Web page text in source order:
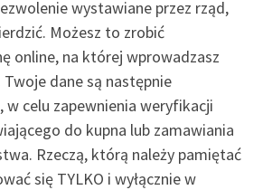
wystawiane przez rząd,
Możesz to zrobić
online, na której wprowadzasz
Twoje dane są następnie
w celu zapewnienia weryfikacji
do kupna lub zamawiania
Rzeczą, którą należy pamiętać
się TYLKO i wyłącznie w